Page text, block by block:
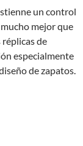
un control
mucho mejor que
réplicas de
especialmente
de zapatos.